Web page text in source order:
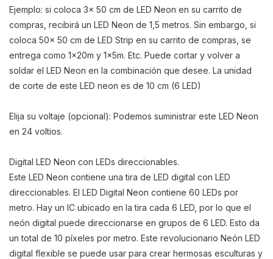
Ejemplo: si coloca 3x 50 cm de LED Neon en su carrito de
compras, recibirá un LED Neon de 1,5 metros. Sin embargo, si
coloca 50x 50 cm de LED Strip en su carrito de compras, se
entrega como 1x20m y 1x5m. Etc. Puede cortar y volver a
soldar el LED Neon en la combinación que desee. La unidad
de corte de este LED neon es de 10 cm (6 LED)
Elija su voltaje (opcional): Podemos suministrar este LED Neon
en 24 voltios.
Digital LED Neon con LEDs direccionables.
Este LED Neon contiene una tira de LED digital con LED
direccionables. El LED Digital Neon contiene 60 LEDs por
metro. Hay un IC ubicado en la tira cada 6 LED, por lo que el
neón digital puede direccionarse en grupos de 6 LED. Esto da
un total de 10 píxeles por metro. Este revolucionario Neón LED
digital flexible se puede usar para crear hermosas esculturas y